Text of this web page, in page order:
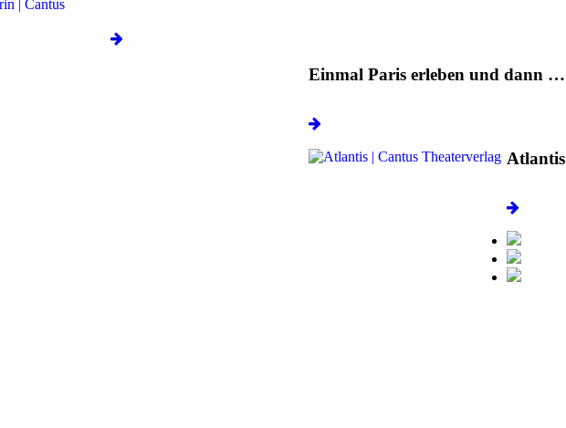
Einmal Paris erleben und dann …
Atlantis